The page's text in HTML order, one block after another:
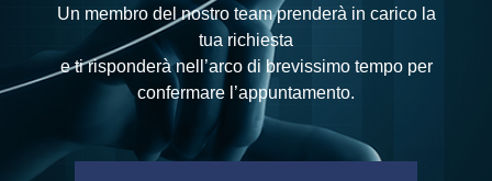
Un membro del nostro team prenderà in carico la
tua richiesta
e ti risponderà nell’arco di brevissimo tempo per
confermare l’appuntamento.